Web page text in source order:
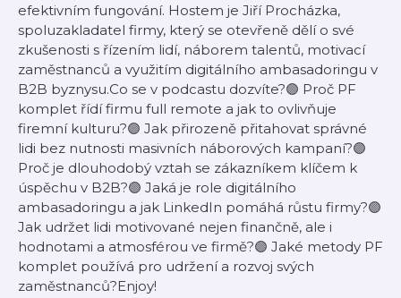
efektivním fungování. Hostem je Jiří Procházka,
spoluzakladatel firmy, který se otevřeně dělí o své
zkušenosti s řízením lidí, náborem talentů, motivací
zaměstnanců a využitím digitálního ambasadoringu v
B2B byznysu.Co se v podcastu dozvíte?🟣 Proč PF
komplet řídí firmu full remote a jak to ovlivňuje
firemní kulturu?🟣 Jak přirozeně přitahovat správné
lidi bez nutnosti masivních náborových kampaní?🟣
Proč je dlouhodobý vztah se zákazníkem klíčem k
úspěchu v B2B?🟣 Jaká je role digitálního
ambasadoringu a jak LinkedIn pomáhá růstu firmy?🟣
Jak udržet lidi motivované nejen finančně, ale i
hodnotami a atmosférou ve firmě?🟣 Jaké metody PF
komplet používá pro udržení a rozvoj svých
zaměstnanců?Enjoy!